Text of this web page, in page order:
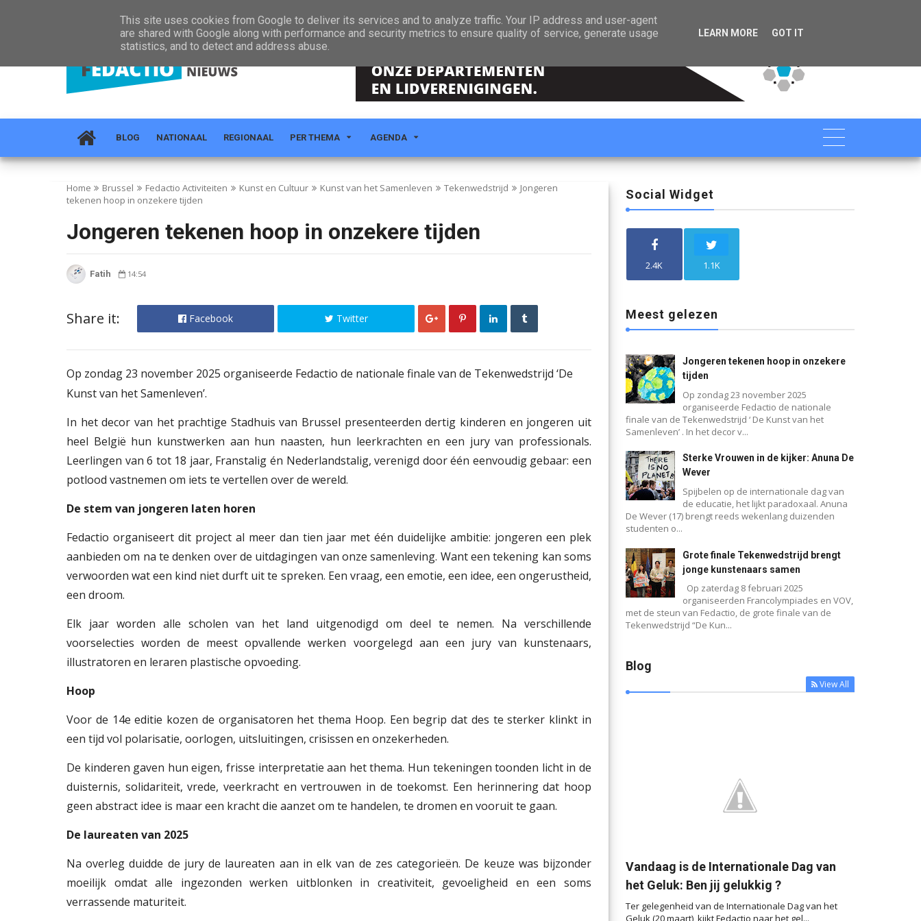
BLOG NATIONAAL REGIONAAL PER THEMA AGENDA
Home Brussel Fedactio Activiteiten Kunst en Cultuur Kunst van het Samenleven Tekenwedstrijd
Jongeren
tekenen hoop in onzekere tijden
Jongeren tekenen hoop in onzekere tijden
Fatih 14:54
Share it: Facebook Twitter
Op zondag 23 november 2025 organiseerde Fedactio de nationale finale van de Tekenwedstrijd ‘De
Kunst van het Samenleven’.
In het decor van het prachtige Stadhuis van Brussel presenteerden dertig kinderen en jongeren uit
heel België hun kunstwerken aan hun naasten, hun leerkrachten en een jury van professionals.
Leerlingen van 6 tot 18 jaar, Franstalig én Nederlandstalig, verenigd door één eenvoudig gebaar: een
potlood vastnemen om iets te vertellen over de wereld.
De stem van jongeren laten horen
Fedactio organiseert dit project al meer dan tien jaar met één duidelijke ambitie: jongeren een plek
aanbieden om na te denken over de uitdagingen van onze samenleving. Want een tekening kan soms
verwoorden wat een kind niet durft uit te spreken. Een vraag, een emotie, een idee, een ongerustheid,
een droom.
Elk jaar worden alle scholen van het land uitgenodigd om deel te nemen. Na verschillende
voorselecties worden de meest opvallende werken voorgelegd aan een jury van kunstenaars,
illustratoren en leraren plastische opvoeding.
Hoop
Voor de 14e editie kozen de organisatoren het thema Hoop. Een begrip dat des te sterker klinkt in
een tijd vol polarisatie, oorlogen, uitsluitingen, crisissen en onzekerheden.
De kinderen gaven hun eigen, frisse interpretatie aan het thema. Hun tekeningen toonden licht in de
duisternis, solidariteit, vrede, veerkracht en vertrouwen in de toekomst. Een herinnering dat hoop
geen abstract idee is maar een kracht die aanzet om te handelen, te dromen en vooruit te gaan.
De laureaten van 2025
Na overleg duidde de jury de laureaten aan in elk van de zes categorieën. De keuze was bijzonder
moeilijk omdat alle ingezonden werken uitblonken in creativiteit, gevoeligheid en een soms
verrassende maturiteit.
Social Widget
2.4K 1.1K
Meest gelezen
Jongeren tekenen hoop in onzekere
tijden
Op zondag 23 november 2025
organiseerde Fedactio de nationale
finale van de Tekenwedstrijd ‘ De Kunst van het
Samenleven’ . In het decor v...
Sterke Vrouwen in de kijker: Anuna De
Wever
Spijbelen op de internationale dag van
de educatie, het lijkt paradoxaal. Anuna
De Wever (17) brengt reeds wekenlang duizenden
studenten o...
Grote finale Tekenwedstrijd brengt
jonge kunstenaars samen
Op zaterdag 8 februari 2025
organiseerden Francolympiades en VOV,
met de steun van Fedactio, de grote finale van de
Tekenwedstrijd “De Kun...
Blog
View All
Blog
Vandaag is de Internationale Dag van
het Geluk: Ben jij gelukkig ?
Ter gelegenheid van de Internationale Dag van het
Geluk (20 maart), kijkt Fedactio naar het gel...
This site uses cookies from Google to deliver its services and to analyze traffic. Your IP address and user-agent
are shared with Google along with performance and security metrics to ensure quality of service, generate usage
statistics, and to detect and address abuse.
LEARN MORE GOT IT